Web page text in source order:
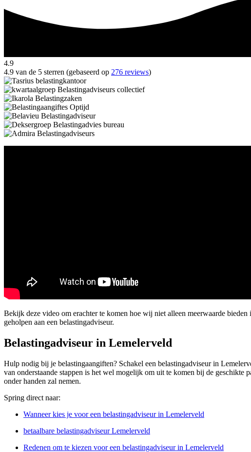
4.9
4.9 van de 5 sterren (gebaseerd op 276 reviews)
Bekijk deze video om erachter te komen hoe wij niet alleen meerwaarde
geholpen aan een belastingadviseur.
Belastingadviseur in Lemelerveld
Hulp nodig bij je belastingaangiften? Schakel een belastingadviseur in
van onderstaande stappen is het wel mogelijk om uit te komen bij de
onder handen zal nemen.
Spring direct naar:
Wanneer kies je voor een belastingadviseur in Lemelerveld
betaalbare belastingadviseur Lemelerveld
Redenen om te kiezen voor een belastingadviseur in Lemelerveld